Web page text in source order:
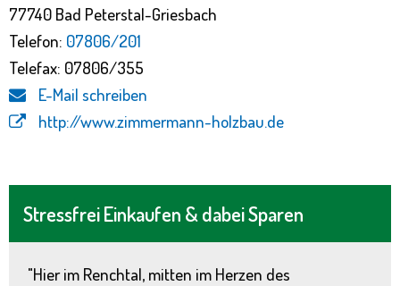
Stressfrei Einkaufen & dabei Sparen
"Hier im Renchtal, mitten im Herzen des
77740 Bad Peterstal-Griesbach
Telefon: 07806/201
Telefax: 07806/355
E-Mail schreiben
http://www.zimmermann-holzbau.de